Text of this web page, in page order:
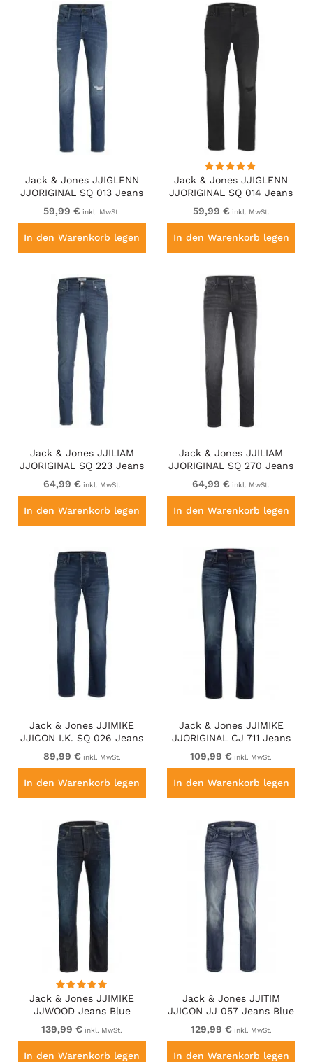
Jack & Jones JJIGLENN
JJORIGINAL SQ 013 Jeans
Blue Denim
59,99 € inkl. MwSt.
In den Warenkorb legen
Jack & Jones JJIGLENN
JJORIGINAL SQ 014 Jeans
Black Denim
59,99 € inkl. MwSt.
In den Warenkorb legen
Jack & Jones JJILIAM
JJORIGINAL SQ 223 Jeans
Blue Denim
64,99 € inkl. MwSt.
In den Warenkorb legen
Jack & Jones JJILIAM
JJORIGINAL SQ 270 Jeans
Black Denim
64,99 € inkl. MwSt.
In den Warenkorb legen
Jack & Jones JJIMIKE
JJICON I.K. SQ 026 Jeans
Blue Denim
89,99 € inkl. MwSt.
In den Warenkorb legen
Jack & Jones JJIMIKE
JJORIGINAL CJ 711 Jeans
Dark Blue
109,99 € inkl. MwSt.
In den Warenkorb legen
Jack & Jones JJIMIKE
JJWOOD Jeans Blue
139,99 € inkl. MwSt.
In den Warenkorb legen
Jack & Jones JJITIM
JJICON JJ 057 Jeans Blue
129,99 € inkl. MwSt.
In den Warenkorb legen